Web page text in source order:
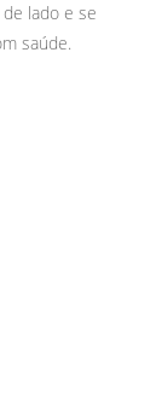
lado e se
saúde.